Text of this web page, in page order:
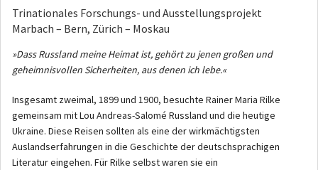
Trinationales Forschungs- und Ausstellungsprojekt
Marbach – Bern, Zürich – Moskau
»Dass Russland meine Heimat ist, gehört zu jenen großen und
geheimnisvollen Sicherheiten, aus denen ich lebe.«
Insgesamt zweimal, 1899 und 1900, besuchte Rainer Maria Rilke
gemeinsam mit Lou Andreas-Salomé Russland und die heutige
Ukraine. Diese Reisen sollten als eine der wirkmächtigsten
Auslandserfahrungen in die Geschichte der deutschsprachigen
Literatur eingehen. Für Rilke selbst waren sie ein